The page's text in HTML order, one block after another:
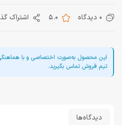
0 دیدگاه 5.0 اشتراک
این محصول به‌صورت اختصاصی و با
تیم فروش تماس بگیرید.
دیدگاه‌ها